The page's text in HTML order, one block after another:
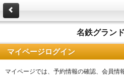
名鉄グラン
マイページログイン
マイページでは、予約情報の確認、会員情